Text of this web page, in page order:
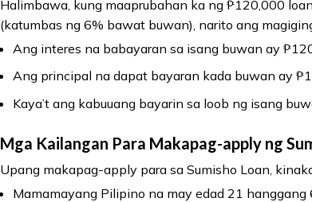
Halimbawa, kung maaprubahan ka ng ₱120,000
(katumbas ng 6% bawat buwan), narito ang
Ang interes na babayaran sa isang buwan ay
Ang principal na dapat bayaran kada buwan ay
Kaya’t ang kabuuang bayarin sa loob ng isang
Mga Kailangan Para Makapag-apply ng
Upang makapag-apply para sa Sumisho Loan,
Mamamayang Pilipino na may edad 21 hanggang